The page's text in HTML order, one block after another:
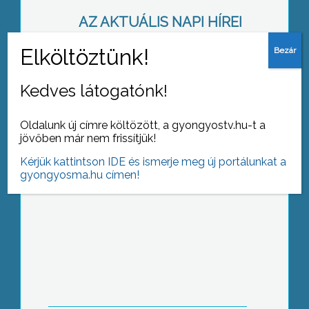
AZ AKTUÁLIS NAPI HÍREI
Kedves látogatónk!
Oldalunk új címre költözött, a gyongyostv.hu-t a
jövőben már nem frissítjük!
Kérjük kattintson IDE és ismerje meg új portálunkat a
gyongyosma.hu címen!